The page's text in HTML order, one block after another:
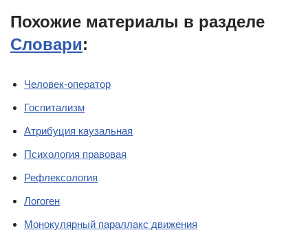
Похожие материалы в разделе
Словари:
Человек-оператор
Госпитализм
Атрибуция каузальная
Психология правовая
Рефлексология
Логоген
Монокулярный параллакс движения